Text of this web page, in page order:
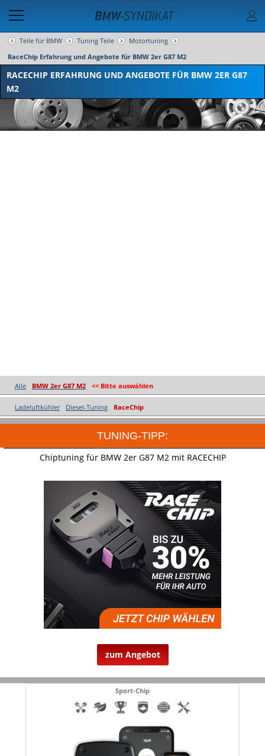
Teile für BMW Tuning Teile
Motortuning
RaceChip Erfahrung und Angebote für BMW 2er G87 M2
RACECHIP ERFAHRUNG UND ANGEBOTE FÜR BMW 2ER G87
M2
Alle BMW 2er G87 M2 << Bitte auswählen
Ladeluftkühler Diesel-Tuning RaceChip
TUNING-TIPP:
Chiptuning für BMW 2er G87 M2 mit RACECHIP
zum Angebot
Sport-Chip